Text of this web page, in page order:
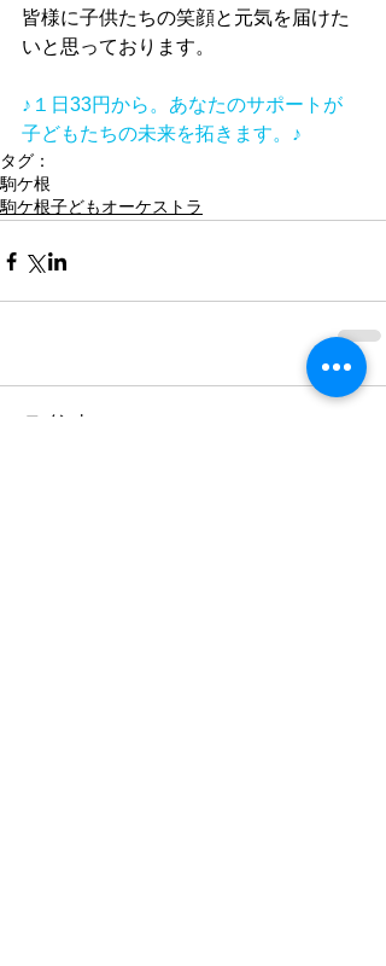
皆様に子供たちの笑顔と元気を届けた
いと思っております。
♪１日33円から。あなたのサポートが
子どもたちの未来を拓きます。♪
タグ：
駒ケ根
駒ケ根子どもオーケストラ
コメント